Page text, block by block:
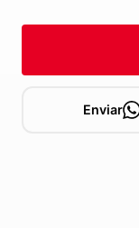
Enviar